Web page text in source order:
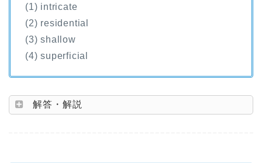
(1) intricate
(2) residential
(3) shallow
(4) superficial
解答・解説